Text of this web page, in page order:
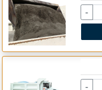
-
-